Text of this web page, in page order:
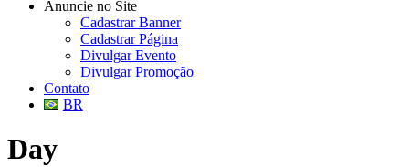
Anuncie no Site
Cadastrar Banner
Cadastrar Página
Divulgar Evento
Divulgar Promoção
Contato
BR
Day